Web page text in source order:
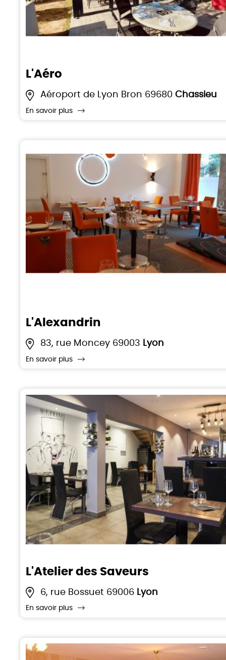
L'Aéro
Aéroport de Lyon Bron 69680Chassieu
En savoir plus
L'Alexandrin
83, rue Moncey 69003 Lyon
En savoir plus
L'Atelier des Saveurs
6, rue Bossuet 69006 Lyon
En savoir plus